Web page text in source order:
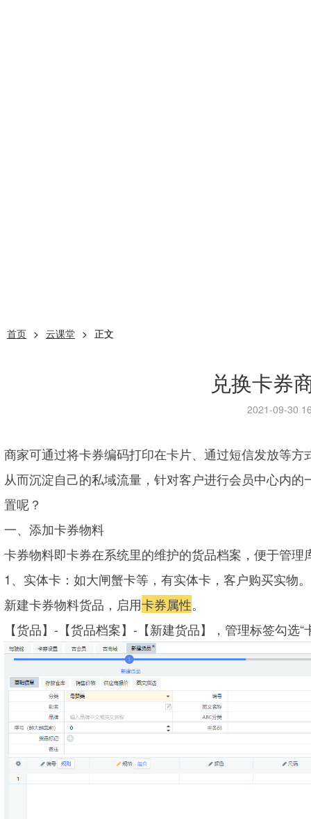
首页 > 云课堂 > 正文
兑换卡券
2021-09-30
商家可通过将卡券编码打印在卡片、通过短信发放等
从而沉淀自己的私域流量，针对客户进行会员中心内
置呢？
一、添加卡券物料
卡券物料即卡券在系统里的维护的货品档案，便于管理
1、实体卡：如大闸蟹卡等，有实体卡，客户购买实物。
新建卡券物料货品，启用卡券属性。
【货品】-【货品档案】-【新建货品】，管理标签勾选